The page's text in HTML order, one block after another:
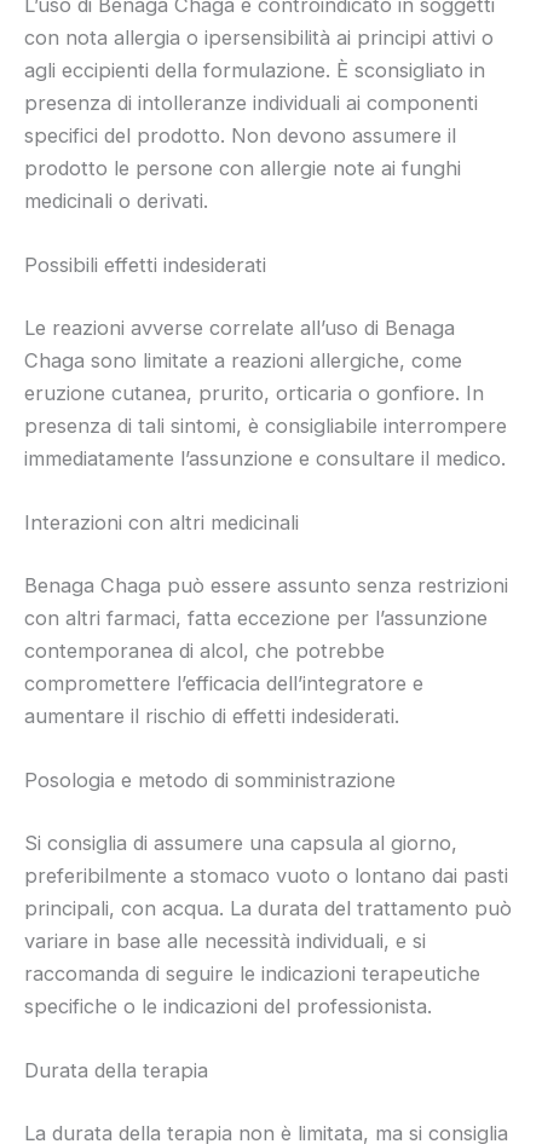
L’uso di Benaga Chaga è controindicato in soggetti
con nota allergia o ipersensibilità ai principi attivi o
agli eccipienti della formulazione. È sconsigliato in
presenza di intolleranze individuali ai componenti
specifici del prodotto. Non devono assumere il
prodotto le persone con allergie note ai funghi
medicinali o derivati.
Possibili effetti indesiderati
Le reazioni avverse correlate all’uso di Benaga
Chaga sono limitate a reazioni allergiche, come
eruzione cutanea, prurito, orticaria o gonfiore. In
presenza di tali sintomi, è consigliabile interrompere
immediatamente l’assunzione e consultare il medico.
Interazioni con altri medicinali
Benaga Chaga può essere assunto senza restrizioni
con altri farmaci, fatta eccezione per l’assunzione
contemporanea di alcol, che potrebbe
compromettere l’efficacia dell’integratore e
aumentare il rischio di effetti indesiderati.
Posologia e metodo di somministrazione
Si consiglia di assumere una capsula al giorno,
preferibilmente a stomaco vuoto o lontano dai pasti
principali, con acqua. La durata del trattamento può
variare in base alle necessità individuali, e si
raccomanda di seguire le indicazioni terapeutiche
specifiche o le indicazioni del professionista.
Durata della terapia
La durata della terapia non è limitata, ma si consiglia